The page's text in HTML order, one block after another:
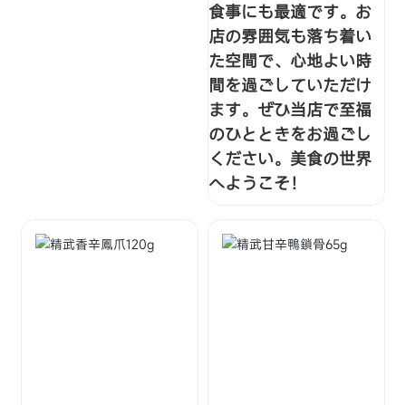
食事にも最適です。お
店の雰囲気も落ち着い
た空間で、心地よい時
間を過ごしていただけ
ます。ぜひ当店で至福
のひとときをお過ごし
ください。美食の世界
へようこそ！